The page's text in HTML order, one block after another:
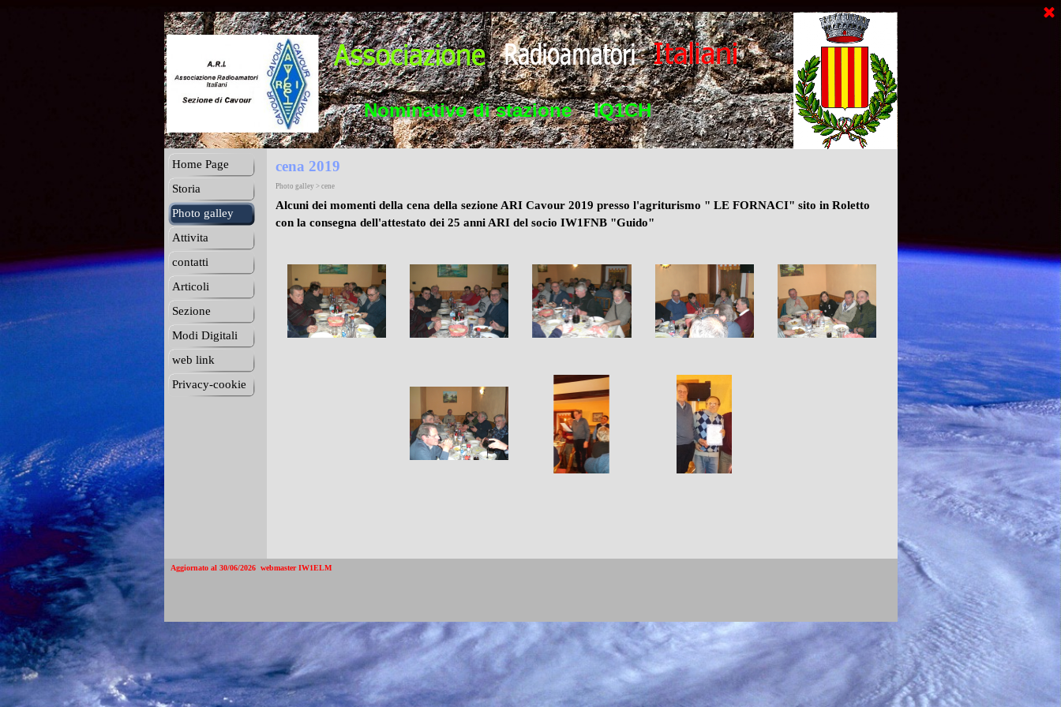
Nominativo di stazione    IQ1CH
Home Page
Storia
Photo galley
Attivita
contatti
Articoli
Sezione
Modi Digitali
web link
Privacy-cookie
cena 2019
Photo galley > cene
Alcuni dei momenti della cena della sezione ARI Cavour 2019 presso l'agriturismo " LE FORNACI" sito in Roletto
con la consegna dell'attestato dei 25 anni ARI del socio IW1FNB "Guido"
Aggiornato al 30/06/2026  webmaster IW1ELM